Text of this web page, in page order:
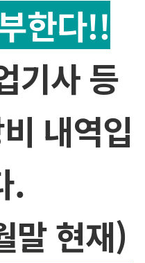
한다!!
기사 등
내역입
.
말 현재)